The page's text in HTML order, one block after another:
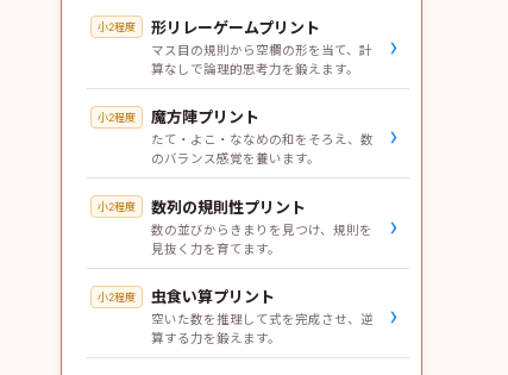
小2程度 形リレーゲームプリント
マス目の規則から空欄の形を当て、計
算なしで論理的思考力を鍛えます。
›
小2程度 魔方陣プリント
たて・よこ・ななめの和をそろえ、数
のバランス感覚を養います。
›
小2程度 数列の規則性プリント
数の並びからきまりを見つけ、規則を
見抜く力を育てます。
›
小2程度 虫食い算プリント
空いた数を推理して式を完成させ、逆
算する力を鍛えます。
›